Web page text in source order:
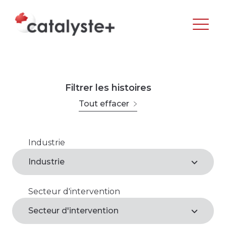
Filtrer les histoires
Tout effacer
Industrie
Industrie
Agroalimentaire
Arts, loisirs et culture
Secteur d'intervention
Secteur d'intervention
Agroalimentaire*